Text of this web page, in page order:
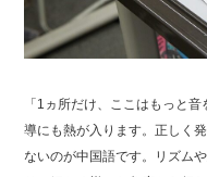
「1ヵ所だけ、ここはもっと
導にも熱が入ります。正しく
ないのが中国語です。リズム